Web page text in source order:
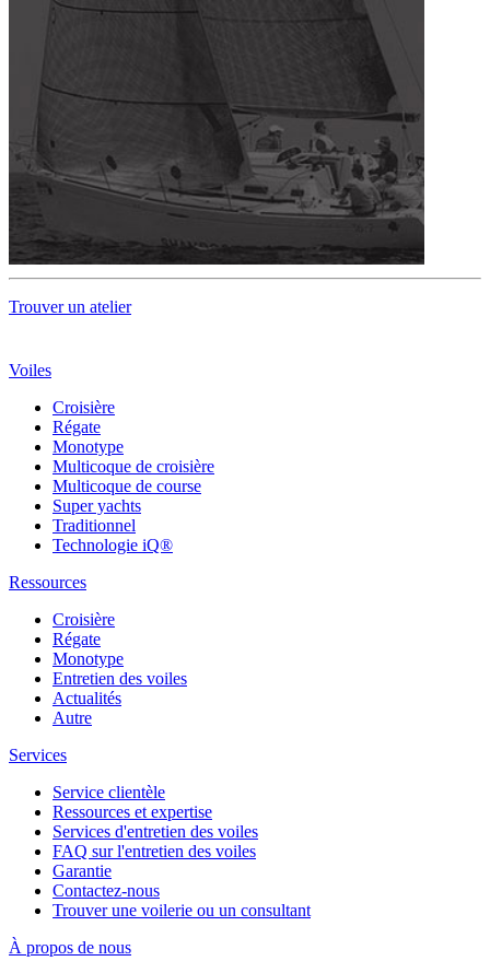
Trouver un atelier
Voiles
Croisière
Régate
Monotype
Multicoque de croisière
Multicoque de course
Super yachts
Traditionnel
Technologie iQ®
Ressources
Croisière
Régate
Monotype
Entretien des voiles
Actualités
Autre
Services
Service clientèle
Ressources et expertise
Services d'entretien des voiles
FAQ sur l'entretien des voiles
Garantie
Contactez-nous
Trouver une voilerie ou un consultant
À propos de nous